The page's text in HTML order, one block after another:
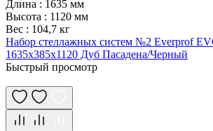
Длина : 1635 мм
Высота : 1120 мм
Вес : 104,7 кг
Набор стеллажных систем №2 Everprof
1635x385x1120 Дуб Пасадена/Черный
Быстрый просмотр